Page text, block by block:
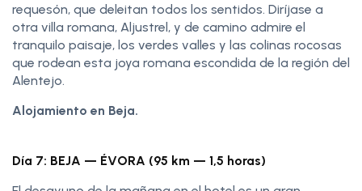
requesón, que deleitan todos los sentidos. Diríjase a
otra villa romana, Aljustrel, y de camino admire el
tranquilo paisaje, los verdes valles y las colinas rocosas
que rodean esta joya romana escondida de la región del
Alentejo.
Alojamiento en Beja.
Día 7: BEJA — ÉVORA (95 km — 1,5 horas)